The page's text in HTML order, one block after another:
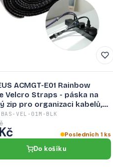
ACMGT-E01 Rainbow
Velcro Straps - páska na
zip pro organizaci kabelů,
VEL-01M-BLK
Posledních 1 ks
Do košíku